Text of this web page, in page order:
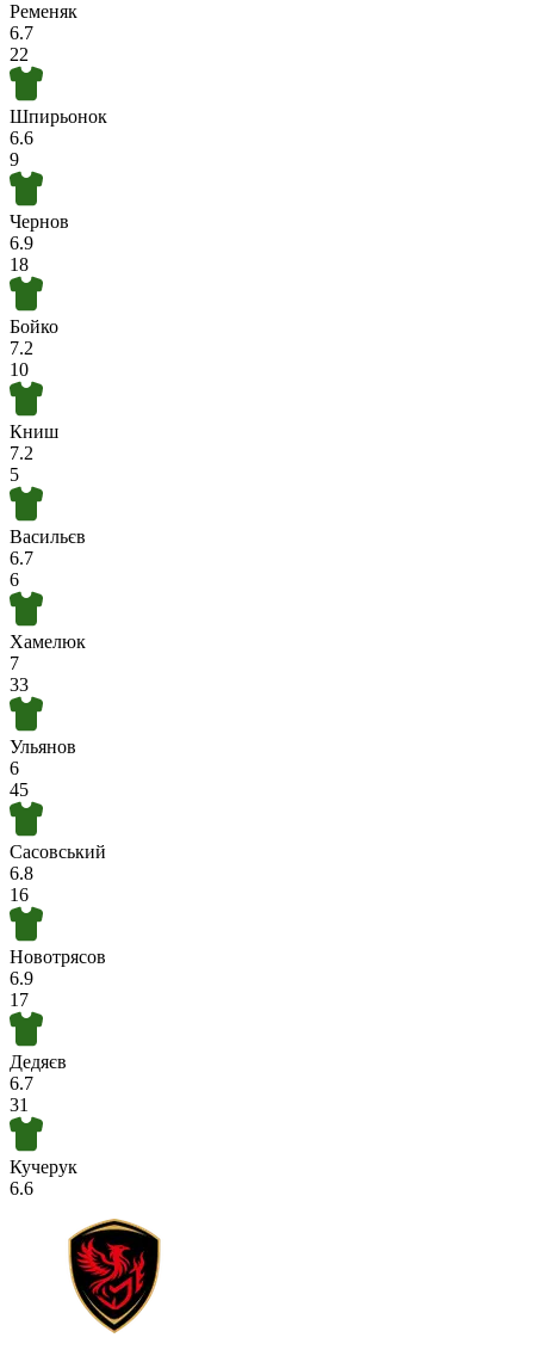
Ременяк
6.7
22
Шпирьонок
6.6
9
Чернов
6.9
18
Бойко
7.2
10
Книш
7.2
5
Васильєв
6.7
6
Хамелюк
7
33
Ульянов
6
45
Сасовський
6.8
16
Новотрясов
6.9
17
Дедяєв
6.7
31
Кучерук
6.6